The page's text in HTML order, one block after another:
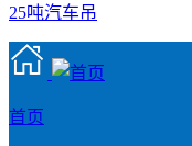
25吨汽车吊
首页